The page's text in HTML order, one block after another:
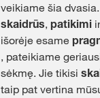
veikiame šia
skaidrūs, patikimi
išorėje esame
, pateikiame
sėkmę. Jie tikisi
taip pat vertina